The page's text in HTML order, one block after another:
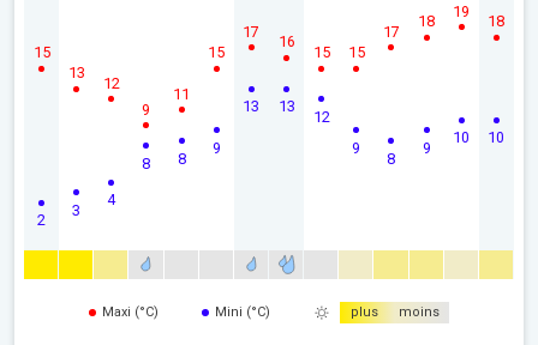
2
15
3
13
4
12
8
9
8
11
9
15
13
17
13
16
12
15
9
15
8
17
9
18
10
19
10
18
Maxi (°C) Mini (°C) plus moins